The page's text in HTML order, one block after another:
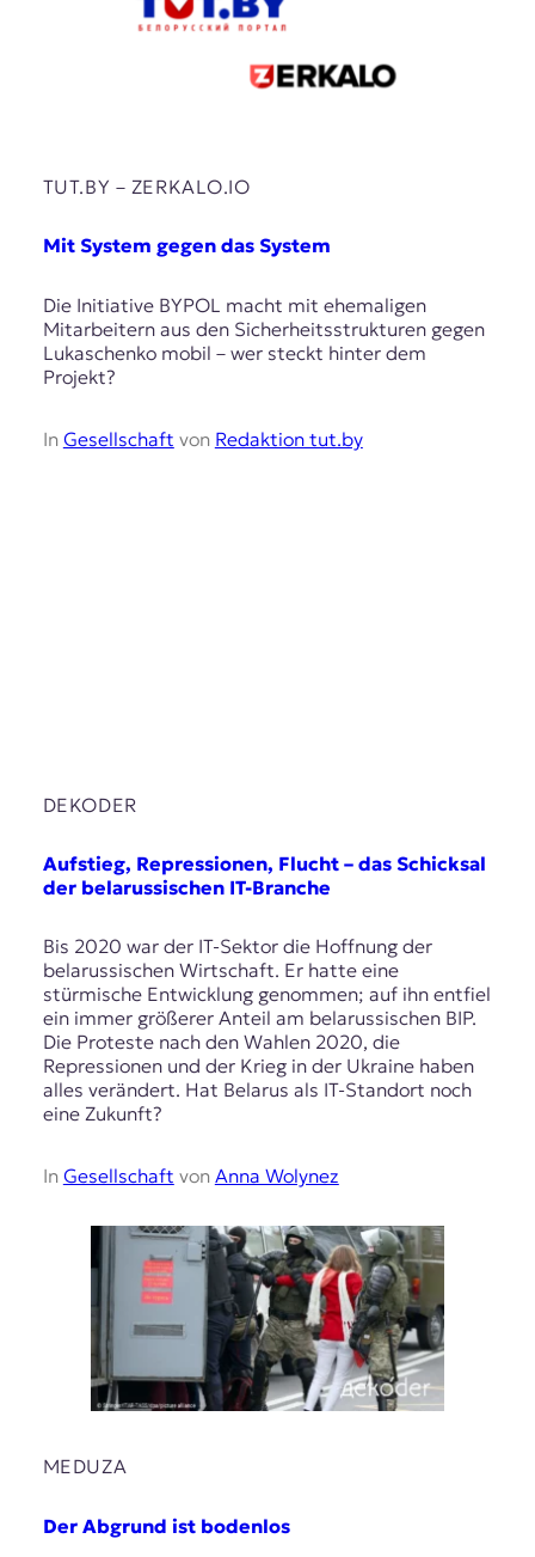
TUT.BY – ZERKALO.IO
Mit System gegen das System
Die Initiative BYPOL macht mit ehemaligen
Mitarbeitern aus den Sicherheitsstrukturen gegen
Lukaschenko mobil – wer steckt hinter dem
Projekt?
In Gesellschaft von Redaktion tut.by
DEKODER
Aufstieg, Repressionen, Flucht – das Schicksal
der belarussischen IT-Branche
Bis 2020 war der IT-Sektor die Hoffnung der
belarussischen Wirtschaft. Er hatte eine
stürmische Entwicklung genommen; auf ihn entfiel
ein immer größerer Anteil am belarussischen BIP.
Die Proteste nach den Wahlen 2020, die
Repressionen und der Krieg in der Ukraine haben
alles verändert. Hat Belarus als IT-Standort noch
eine Zukunft?
In Gesellschaft von Anna Wolynez
MEDUZA
Der Abgrund ist bodenlos